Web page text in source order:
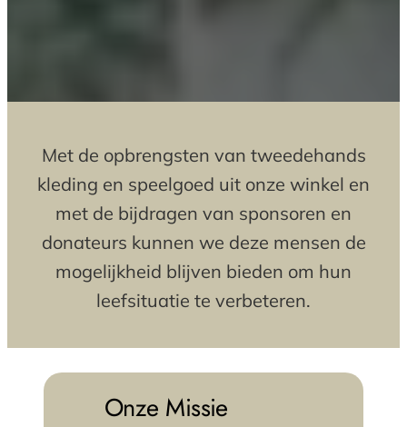
Met de opbrengsten van tweedehands
kleding en speelgoed uit onze winkel en
met de bijdragen van sponsoren en
donateurs kunnen we deze mensen de
mogelijkheid blijven bieden om hun
leefsituatie te verbeteren.
Onze Missie